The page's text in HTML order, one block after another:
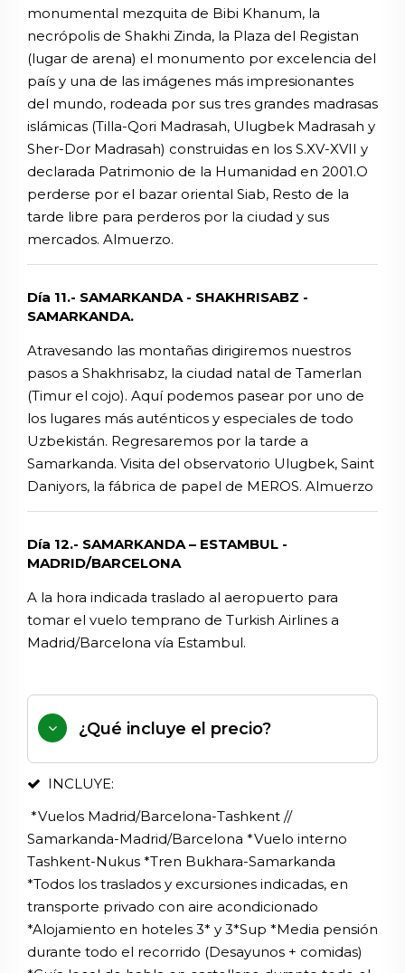
monumental mezquita de Bibi Khanum, la
necrópolis de Shakhi Zinda, la Plaza del Registan
(lugar de arena) el monumento por excelencia del
país y una de las imágenes más impresionantes
del mundo, rodeada por sus tres grandes madrasas
islámicas (Tilla-Qori Madrasah, Ulugbek Madrasah y
Sher-Dor Madrasah) construidas en los S.XV-XVII y
declarada Patrimonio de la Humanidad en 2001.O
perderse por el bazar oriental Siab, Resto de la
tarde libre para perderos por la ciudad y sus
mercados. Almuerzo.
Día 11.- SAMARKANDA - SHAKHRISABZ -
SAMARKANDA.
Atravesando las montañas dirigiremos nuestros
pasos a Shakhrisabz, la ciudad natal de Tamerlan
(Timur el cojo). Aquí podemos pasear por uno de
los lugares más auténticos y especiales de todo
Uzbekistán. Regresaremos por la tarde a
Samarkanda. Visita del observatorio Ulugbek, Saint
Daniyors, la fábrica de papel de MEROS. Almuerzo
Día 12.- SAMARKANDA – ESTAMBUL -
MADRID/BARCELONA
A la hora indicada traslado al aeropuerto para
tomar el vuelo temprano de Turkish Airlines a
Madrid/Barcelona vía Estambul.
¿Qué incluye el precio?
INCLUYE:
*Vuelos Madrid/Barcelona-Tashkent //
Samarkanda-Madrid/Barcelona *Vuelo interno
Tashkent-Nukus *Tren Bukhara-Samarkanda
*Todos los traslados y excursiones indicadas, en
transporte privado con aire acondicionado
*Alojamiento en hoteles 3* y 3*Sup *Media pensión
durante todo el recorrido (Desayunos + comidas)